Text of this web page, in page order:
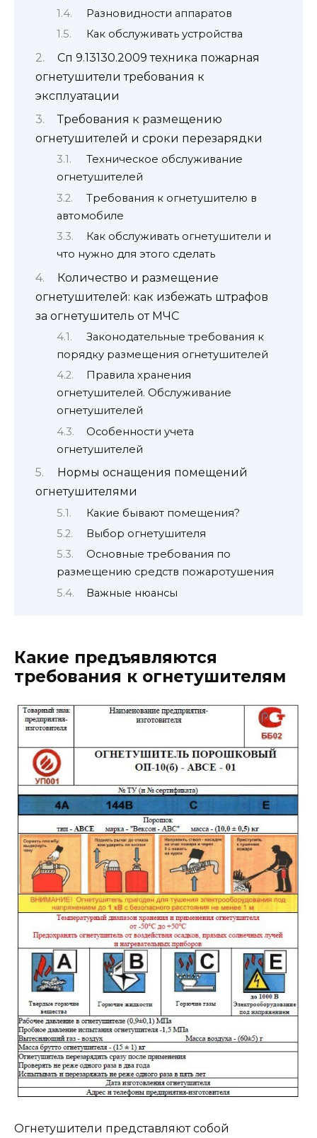
Разновидности аппаратов
Как обслуживать устройства
Сп 9.13130.2009 техника пожарная
огнетушители требования к
эксплуатации
Требования к размещению
огнетушителей и сроки перезарядки
Техническое обслуживание
огнетушителей
Требования к огнетушителю в
автомобиле
Как обслуживать огнетушители и
что нужно для этого сделать
Количество и размещение
огнетушителей: как избежать штрафов
за огнетушитель от МЧС
Законодательные требования к
порядку размещения огнетушителей
Правила хранения
огнетушителей. Обслуживание
огнетушителей
Особенности учета
огнетушителей
Нормы оснащения помещений
огнетушителями
Какие бывают помещения?
Выбор огнетушителя
Основные требования по
размещению средств пожаротушения
Важные нюансы
Какие предъявляются
требования к огнетушителям
Огнетушители представляют собой